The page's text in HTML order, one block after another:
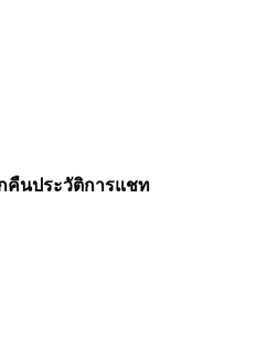
นประวัติการแชท